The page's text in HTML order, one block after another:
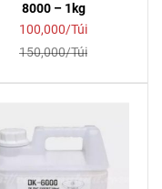
8000 – 1kg
100,000/Túi
150,000/Túi